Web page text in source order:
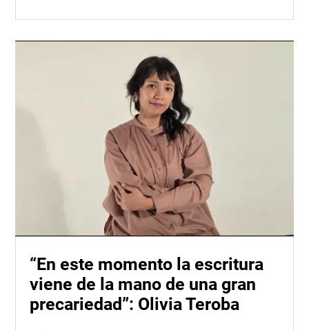
“En este momento la escritura
viene de la mano de una gran
precariedad”: Olivia Teroba